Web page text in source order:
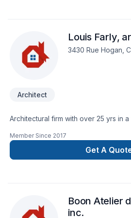
impatients de collaborer avec vous
projet.
Louis Farly,
3430 Rue Hogan,
Architect
Architectural firm with over 25 yrs in
Member Since 2017
Get A
Boon Atelier
inc.